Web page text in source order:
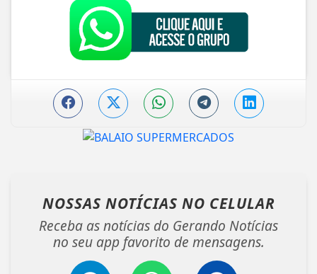
NOSSAS NOTÍCIAS NO CELULAR
Receba as notícias do Gerando Notícias
no seu app favorito de mensagens.